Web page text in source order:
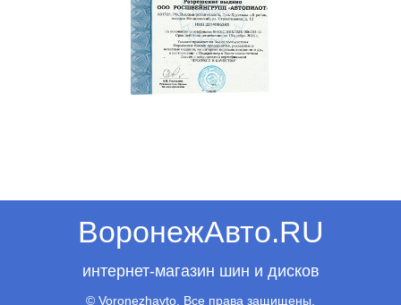
ВоронежАвто.RU
интернет-магазин шин и дисков
© Voronezhavto. Все права защищены.